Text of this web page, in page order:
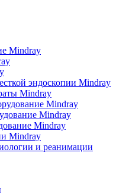
Mindray
эндоскопии Mindray
Mindray
Mindray
Mindray
Mindray
Mindray
и реанимации